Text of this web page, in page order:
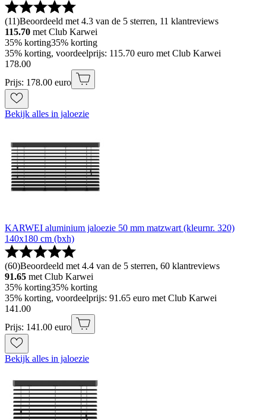
(11)Beoordeeld met 4.3 van de 5 sterren, 11 klantreviews
115.70 met Club Karwei
35% korting35% korting
35% korting, voordeelprijs: 115.70 euro met Club Karwei
178.00
Prijs: 178.00 euro
Bekijk alles in jaloezie
KARWEI aluminium jaloezie 50 mm matzwart (kleurnr. 320)
140x180 cm (bxh)
(60)Beoordeeld met 4.4 van de 5 sterren, 60 klantreviews
91.65 met Club Karwei
35% korting35% korting
35% korting, voordeelprijs: 91.65 euro met Club Karwei
141 .00
Prijs: 141.00 euro
Bekijk alles in jaloezie